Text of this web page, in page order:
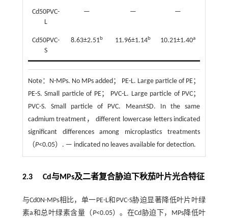
Cd50PVC-
L
— — —
Cd50PVC-
S
8.63±2.51 b 11.96±1.14b 10.21±1.40a
Note： N-MPs. No MPs added； PE-L. Large particle of PE；
PE-S. Small particle of PE； PVC-L. Large particle of PVC；
PVC-S. Small particle of PVC. Mean±SD. In the same
cadmium treatment， different lowercase letters indicated
significant differences among microplastics treatments
（P<0.05）. — indicated no leaves available for detection.
2.3 Cd与MPs及二者复合胁迫下秋茄叶片光合特征
与Cd0N-MPs相比，单一PE-L和PVC-S胁迫显著降低叶片叶绿
素a和总叶绿素含量（P<0.05）。在Cd胁迫下，MPs降低叶